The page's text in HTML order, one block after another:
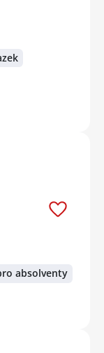
absolventy